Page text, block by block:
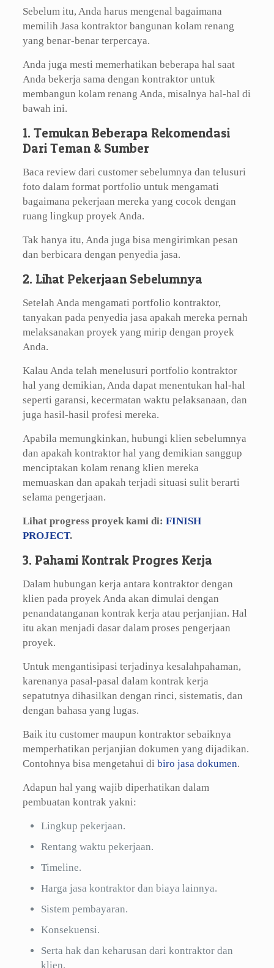
Sebelum itu, Anda harus mengenal bagaimana
memilih Jasa kontraktor bangunan kolam renang
yang benar-benar terpercaya.
Anda juga mesti memerhatikan beberapa hal saat
Anda bekerja sama dengan kontraktor untuk
membangun kolam renang Anda, misalnya hal-hal di
bawah ini.
1. Temukan Beberapa Rekomendasi
Dari Teman & Sumber
Baca review dari customer sebelumnya dan telusuri
foto dalam format portfolio untuk mengamati
bagaimana pekerjaan mereka yang cocok dengan
ruang lingkup proyek Anda.
Tak hanya itu, Anda juga bisa mengirimkan pesan
dan berbicara dengan penyedia jasa.
2. Lihat Pekerjaan Sebelumnya
Setelah Anda mengamati portfolio kontraktor,
tanyakan pada penyedia jasa apakah mereka pernah
melaksanakan proyek yang mirip dengan proyek
Anda.
Kalau Anda telah menelusuri portfolio kontraktor
hal yang demikian, Anda dapat menentukan hal-hal
seperti garansi, kecermatan waktu pelaksanaan, dan
juga hasil-hasil profesi mereka.
Apabila memungkinkan, hubungi klien sebelumnya
dan apakah kontraktor hal yang demikian sanggup
menciptakan kolam renang klien mereka
memuaskan dan apakah terjadi situasi sulit berarti
selama pengerjaan.
Lihat progress proyek kami di: FINISH
PROJECT.
3. Pahami Kontrak Progres Kerja
Dalam hubungan kerja antara kontraktor dengan
klien pada proyek Anda akan dimulai dengan
penandatanganan kontrak kerja atau perjanjian. Hal
itu akan menjadi dasar dalam proses pengerjaan
proyek.
Untuk mengantisipasi terjadinya kesalahpahaman,
karenanya pasal-pasal dalam kontrak kerja
sepatutnya dihasilkan dengan rinci, sistematis, dan
dengan bahasa yang lugas.
Baik itu customer maupun kontraktor sebaiknya
memperhatikan perjanjian dokumen yang dijadikan.
Contohnya bisa mengetahui di biro jasa dokumen.
Adapun hal yang wajib diperhatikan dalam
pembuatan kontrak yakni:
Lingkup pekerjaan.
Rentang waktu pekerjaan.
Timeline.
Harga jasa kontraktor dan biaya lainnya.
Sistem pembayaran.
Konsekuensi.
Serta hak dan keharusan dari kontraktor dan
klien.